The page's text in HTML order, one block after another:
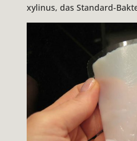
xylinus, das Standard-